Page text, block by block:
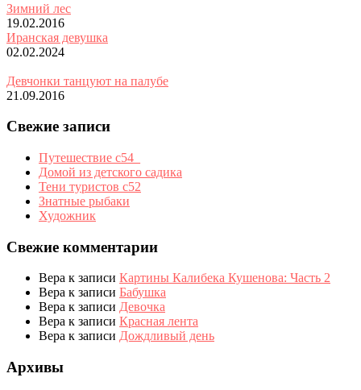
Зимний лес
19.02.2016
Иранская девушка
02.02.2024
Девчонки танцуют на палубе
21.09.2016
Свежие записи
Путешествие с54_
Домой из детского садика
Тени туристов с52
Знатные рыбаки
Художник
Свежие комментарии
Вера к записи Картины Калибека Кушенова: Часть 2
Вера к записи Бабушка
Вера к записи Девочка
Вера к записи Красная лента
Вера к записи Дождливый день
Архивы